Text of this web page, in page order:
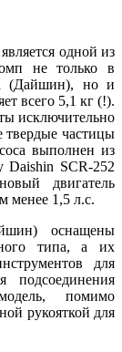
одной из
не только в
(Дайшин), но и
всего 5,1 кг (!).
исключительно
твердые частицы
выполнен из
Daishin SCR-252
двигатель
1,5 л.с.
оснащены
типа, а их
для
подсоединения
помимо
рукояткой для